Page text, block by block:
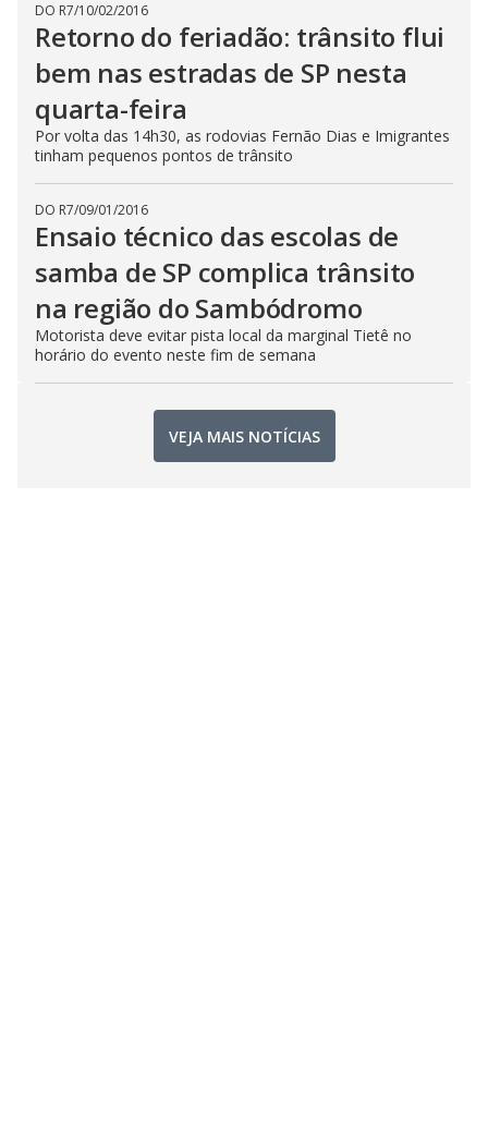
DO R7/10/02/2016
Retorno do feriadão: trânsito flui
bem nas estradas de SP nesta
quarta-feira
Por volta das 14h30, as rodovias Fernão Dias e Imigrantes
tinham pequenos pontos de trânsito
DO R7/09/01/2016
Ensaio técnico das escolas de
samba de SP complica trânsito
na região do Sambódromo
Motorista deve evitar pista local da marginal Tietê no
horário do evento neste fim de semana
VEJA MAIS NOTÍCIAS